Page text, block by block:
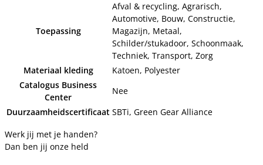
Toepassing
Afval & recycling, Agrarisch,
Automotive, Bouw, Constructie,
Magazijn, Metaal,
Schilder/stukadoor, Schoonmaak,
Techniek, Transport, Zorg
Materiaal kleding
Katoen, Polyester
Catalogus Business
Center
Nee
Duurzaamheidscertificaat SBTi, Green Gear Alliance
Werk jij met je handen?
Dan ben jij onze held